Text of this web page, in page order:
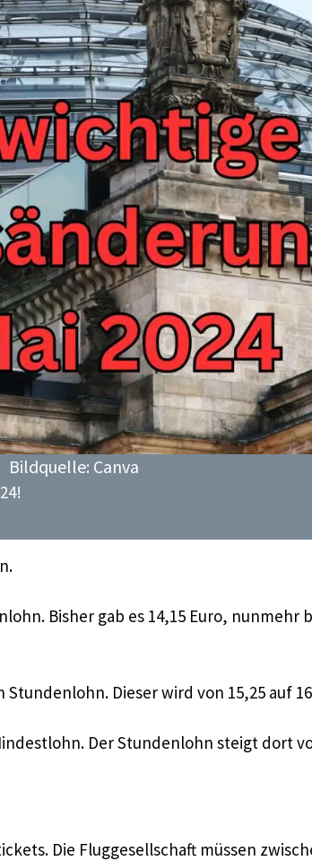
Bildquelle: Canva
Bisher gab es 14,15 Euro,
Dieser wird von 15,25 auf
Der Stundenlohn steigt dort
Die Fluggesellschaft müssen